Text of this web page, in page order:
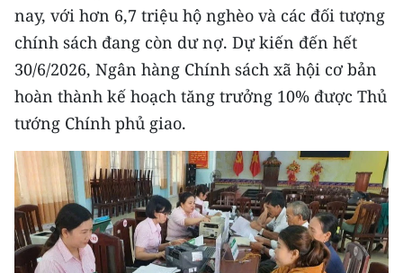
VỀ BÁO NHÂN DÂN
THỜI NAY
NHÂN DÂN CUỐI TUẦN
NHÂN DÂN HẰNG THÁNG
MUA BÁO
ĐỌC BÁO IN
nay, với hơn 6,7 triệu hộ nghèo và các đối tượng
chính sách đang còn dư nợ. Dự kiến đến hết
30/6/2026, Ngân hàng Chính sách xã hội cơ bản
hoàn thành kế hoạch tăng trưởng 10% được Thủ
tướng Chính phủ giao.